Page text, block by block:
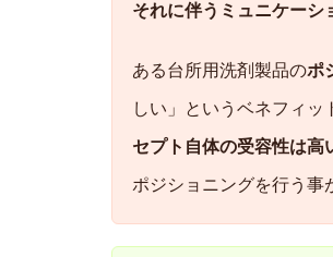
それに伴うミュニケーシ
ある台所用洗剤製品のポ
しい」というベネフィッ
セプト自体の受容性は高
ポジショニングを行う事